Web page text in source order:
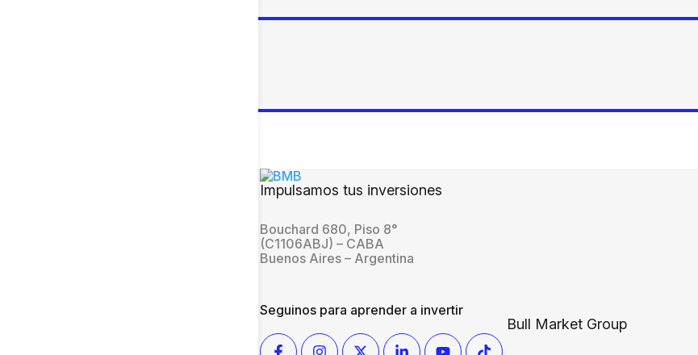
Impulsamos tus inversiones
Bouchard 680, Piso 8°
(C1106ABJ) – CABA
Buenos Aires – Argentina
Seguinos para aprender a invertir
Bull Market Group